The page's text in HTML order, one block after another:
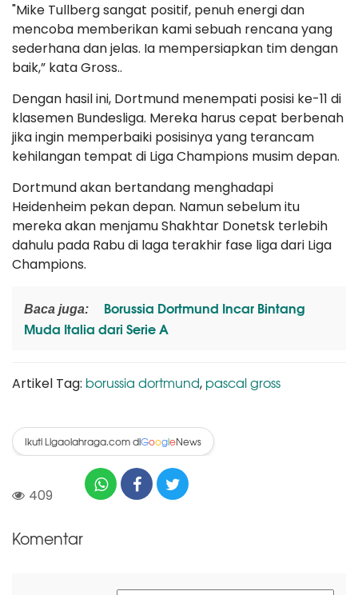
"Mike Tullberg sangat positif, penuh energi dan
mencoba memberikan kami sebuah rencana yang
sederhana dan jelas. Ia mempersiapkan tim dengan
baik,” kata Gross..
Dengan hasil ini, Dortmund menempati posisi ke-11 di
klasemen Bundesliga. Mereka harus cepat berbenah
jika ingin memperbaiki posisinya yang terancam
kehilangan tempat di Liga Champions musim depan.
Dortmund akan bertandang menghadapi
Heidenheim pekan depan. Namun sebelum itu
mereka akan menjamu Shakhtar Donetsk terlebih
dahulu pada Rabu di laga terakhir fase liga dari Liga
Champions.
Baca juga:
Borussia Dortmund Incar Bintang
Muda Italia dari Serie A
Artikel Tag: borussia dortmund, pascal gross
Ikuti Ligaolahraga.com diGoogleNews
409
Komentar